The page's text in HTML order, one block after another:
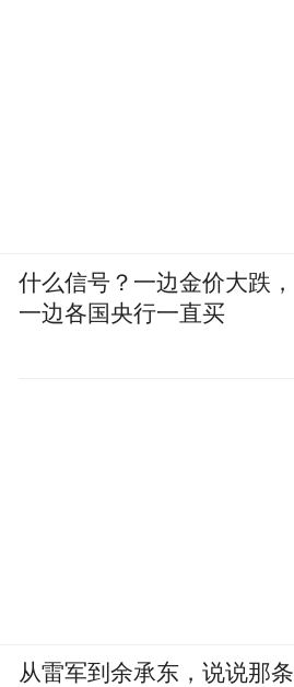
什么信号？一边金价大跌，
一边各国央行一直买
从雷军到余承东，说说那条